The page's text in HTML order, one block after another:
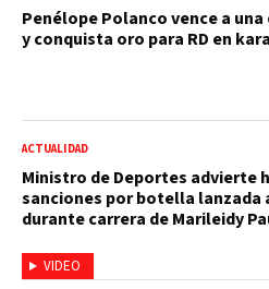
Penélope Polanco vence a
y conquista oro para RD en
VIDEO
ACTUALIDAD
Ministro de Deportes advierte
sanciones por botella lanzada
durante carrera de Marileidy